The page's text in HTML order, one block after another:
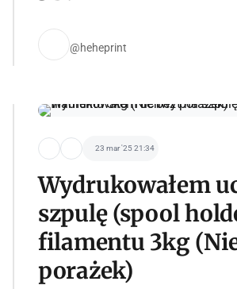
@heheprint
23 mar '25 21:34
Wydrukowałem
szpulę (spool
filamentu 3kg
porażek)